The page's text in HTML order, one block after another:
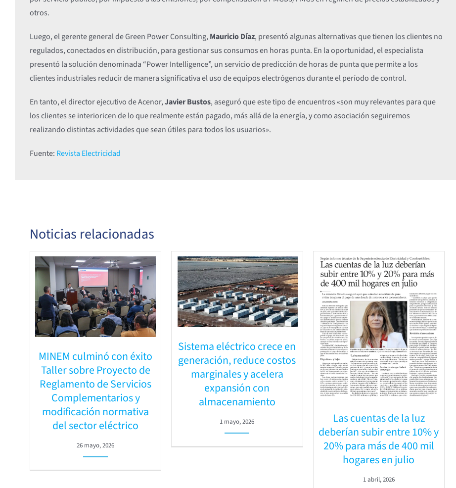
otros.
Luego, el gerente general de Green Power Consulting, Mauricio Díaz, presentó algunas alternativas que tienen los clientes no
regulados, conectados en distribución, para gestionar sus consumos en horas punta. En la oportunidad, el especialista
presentó la solución denominada “Power Intelligence”, un servicio de predicción de horas de punta que permite a los
clientes industriales reducir de manera significativa el uso de equipos electrógenos durante el período de control.
En tanto, el director ejecutivo de Acenor,Javier Bustos, aseguró que este tipo de encuentros «son muy relevantes para que
los clientes se interioricen de lo que realmente están pagado, más allá de la energía, y como asociación seguiremos
realizando distintas actividades que sean útiles para todos los usuarios».
Fuente: Revista Electricidad
Noticias relacionadas
MINEM culminó con éxito
Taller sobre Proyecto de
Reglamento de Servicios
Complementarios y
modificación normativa
del sector eléctrico
26 mayo, 2026
Sistema eléctrico crece en
generación, reduce costos
marginales y acelera
expansión con
almacenamiento
1 mayo, 2026
Las cuentas de la luz
deberían subir entre 10% y
20% para más de 400 mil
hogares en julio
1 abril, 2026